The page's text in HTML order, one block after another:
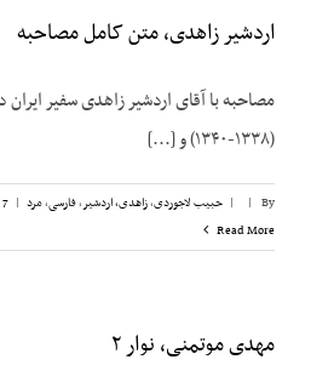
اردشیر زاهدی، متن کامل مصاحبه
مصاحبه با آقای اردشیر زاهدی سفیر ایران
(۱۳۳۸-۱۳۴۰)‌ و [...]
By
|
| حبیب لاجوردی,زاهدی، اردشیر,فارسی,مرد |
7 Comments
Read More
مهدی موتمنی، نوار ۲